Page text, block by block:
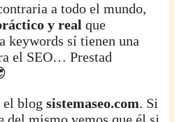
a todo el mundo,
y real que
keywords sí tienen una
el SEO… Prestad
el blogsistemaseo.com. Si